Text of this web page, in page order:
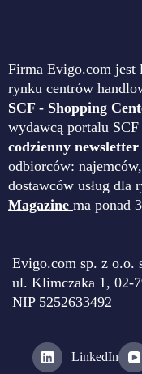
Firma Evigo.com
rynku centrów
SCF - Shopping
wydawcą portalu
codzienny newsletter
odbiorców:
dostawców usług dla
Magazine ma ponad
Evigo.com sp. z o.o.
ul. Klimczaka 1, 02-
NIP 5252633492
LinkedIn